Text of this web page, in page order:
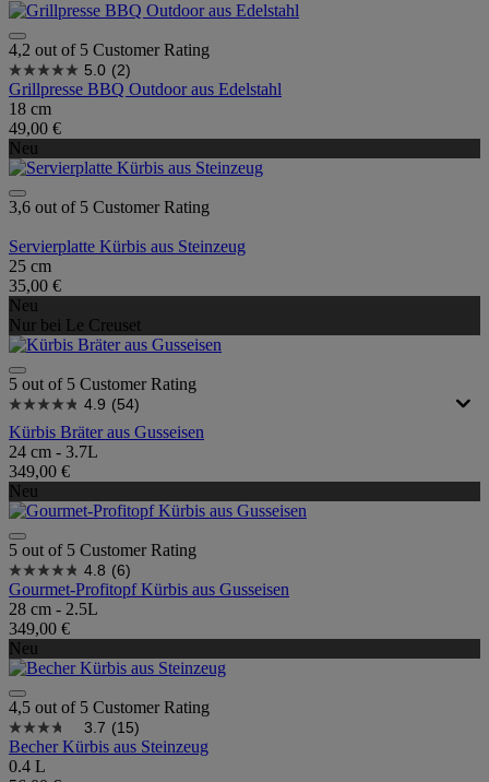
4,2 out of 5 Customer Rating
5.0 (2)
Grillpresse BBQ Outdoor aus Edelstahl
18 cm
49,00 €
Neu
3,6 out of 5 Customer Rating
Servierplatte Kürbis aus Steinzeug
25 cm
35,00 €
Neu
Nur bei Le Creuset
5 out of 5 Customer Rating
4.9 (54)
Kürbis Bräter aus Gusseisen
24 cm - 3.7L
349,00 €
Neu
5 out of 5 Customer Rating
4.8 (6)
Gourmet-Profitopf Kürbis aus Gusseisen
28 cm - 2.5L
349,00 €
Neu
4,5 out of 5 Customer Rating
3.7 (15)
Becher Kürbis aus Steinzeug
0.4 L